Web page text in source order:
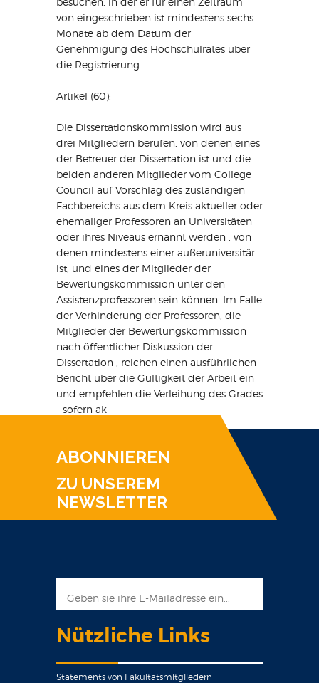
von eingeschrieben ist mindestens sechs
Monate ab dem Datum der
Genehmigung des Hochschulrates über
die Registrierung.
Artikel (60):
Die Dissertationskommission wird aus
drei Mitgliedern berufen, von denen eines
der Betreuer der Dissertation ist und die
beiden anderen Mitglieder vom College
Council auf Vorschlag des zuständigen
Fachbereichs aus dem Kreis aktueller oder
ehemaliger Professoren an Universitäten
oder ihres Niveaus ernannt werden , von
denen mindestens einer außeruniversitär
ist, und eines der Mitglieder der
Bewertungskommission unter den
Assistenzprofessoren sein können. Im Falle
der Verhinderung der Professoren, die
Mitglieder der Bewertungskommission
nach öffentlicher Diskussion der
Dissertation , reichen einen ausführlichen
Bericht über die Gültigkeit der Arbeit ein
und empfehlen die Verleihung des Grades
- sofern ak
ABONNIEREN
ZU UNSEREM
NEWSLETTER
Nützliche Links
Statements von Fakultätsmitgliedern